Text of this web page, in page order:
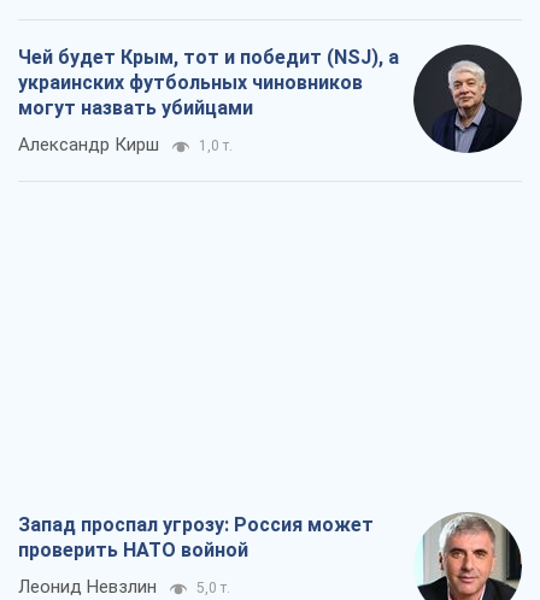
Чей будет Крым, тот и победит (NSJ), а
украинских футбольных чиновников
могут назвать убийцами
Александр Кирш 1,0 т.
Запад проспал угрозу: Россия может
проверить НАТО войной
Леонид Невзлин 5,0 т.